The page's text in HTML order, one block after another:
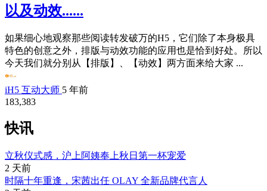
以及动效......
如果细心地观察那些阅读转发破万的H5，它们除了本身极具
特色的创意之外，排版与动效功能的应用也是恰到好处。所以
今天我们就分别从【排版】、【动效】两方面来给大家 ...
iH5 互动大师 5 年前
183,383
快讯
立秋仪式感，沪上阿姨奉上秋日第一杯宠爱
2 天前
时隔十年重逢，宋茜出任 OLAY 全新品牌代言人